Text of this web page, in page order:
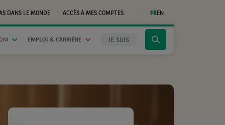
DANS LE MONDE
ACCÈS À MES COMPTES
LIEN
DANS
UN
FREN
EMPLOI & CARRIÈRE JE SUIS
Cliquer
moteur
(Ce